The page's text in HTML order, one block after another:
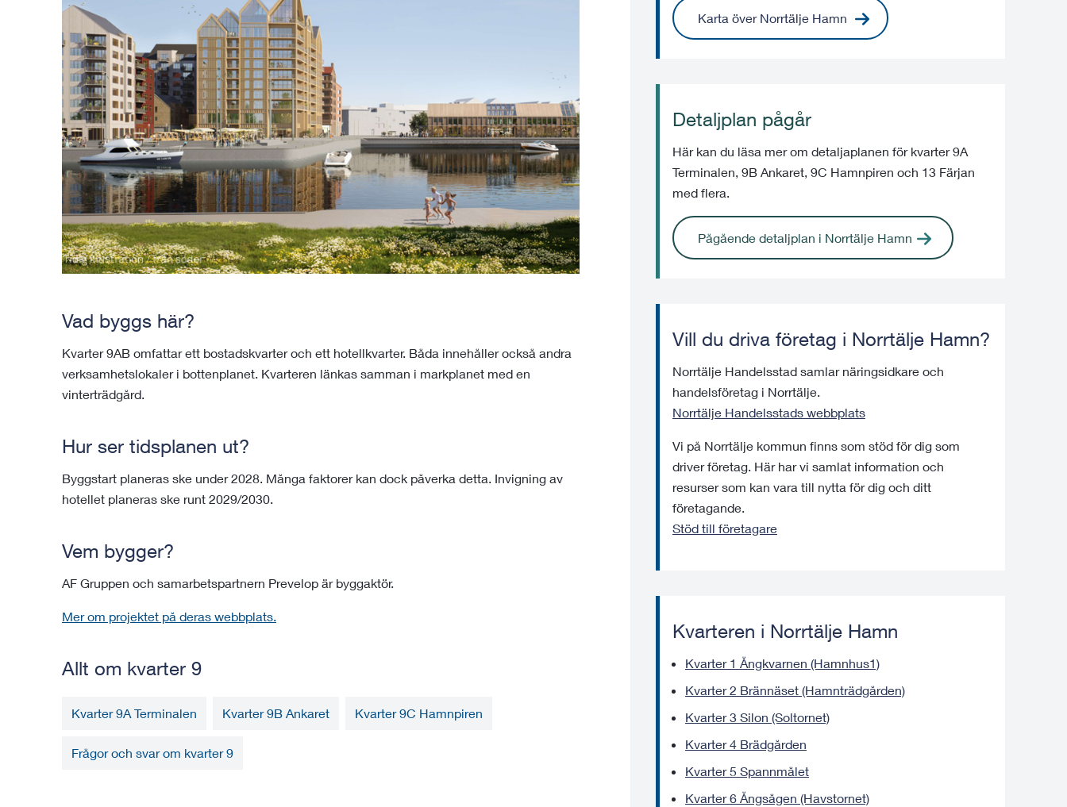
Vad byggs här?
Kvarter 9AB omfattar ett bostadskvarter och ett hotellkvarter. Båda innehåller också andra
verksamhetslokaler i bottenplanet. Kvarteren länkas samman i markplanet med en
vinterträdgård.
Hur ser tidsplanen ut?
Byggstart planeras ske under 2028. Många faktorer kan dock påverka detta. Invigning av
hotellet planeras ske runt 2029/2030.
Vem bygger?
AF Gruppen och samarbetspartnern Prevelop är byggaktör.
Mer om projektet på deras webbplats.
Allt om kvarter 9
Kvarter 9A Terminalen Kvarter 9B Ankaret Kvarter 9C Hamnpiren
Frågor och svar om kvarter 9
Karta över Norrtälje Hamn
Detaljplan pågår
Här kan du läsa mer om detaljaplanen för kvarter 9A
Terminalen, 9B Ankaret, 9C Hamnpiren och 13 Färjan
med flera.
Pågående detaljplan i Norrtälje Hamn
Vill du driva företag i Norrtälje Hamn?
Norrtälje Handelsstad samlar näringsidkare och
handelsföretag i Norrtälje.
Norrtälje Handelsstads webbplats
Vi på Norrtälje kommun finns som stöd för dig som
driver företag. Här har vi samlat information och
resurser som kan vara till nytta för dig och ditt
företagande.
Stöd till företagare
Kvarteren i Norrtälje Hamn
Kvarter 1 Ångkvarnen (Hamnhus1)
Kvarter 2 Brännäset (Hamnträdgården)
Kvarter 3 Silon (Soltornet)
Kvarter 4 Brädgården
Kvarter 5 Spannmålet
Kvarter 6 Ångsågen (Havstornet)